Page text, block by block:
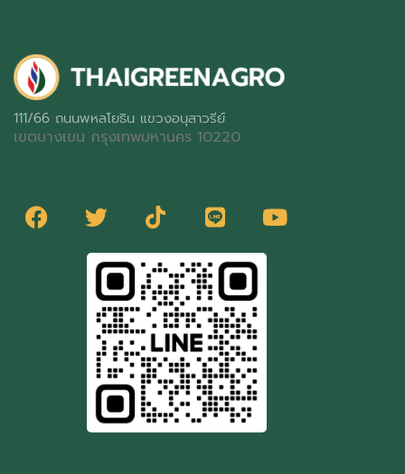
111/66 ถนนพหลโยธิน แขวงอนุสาวรีย์
เขตบางเขน กรุงเทพมหานคร 10220